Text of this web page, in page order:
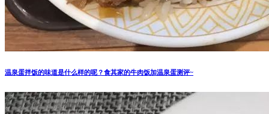
温泉蛋拌饭的味道是什么样的呢？食其家的牛肉饭加温泉蛋测评~